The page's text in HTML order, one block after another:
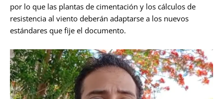
por lo que las plantas de cimentación y los cálculos de
resistencia al viento deberán adaptarse a los nuevos
estándares que fije el documento.